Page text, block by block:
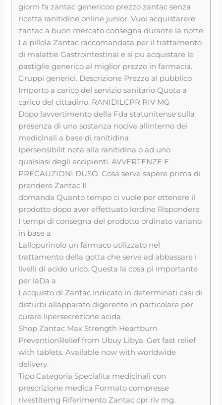
giorni fa zantac genericoo prezzo zantac senza
ricetta ranitidine online junior. Vuoi acquistarere
zantac a buon mercato consegna durante la notte
La pillola Zantac raccomandata per il trattamento
di malattie Gastrointestinal e si pu acquistare le
pastiglie generico al miglior prezzo in farmacia.
Gruppi generici. Descrizione Prezzo al pubblico
Importo a carico del servizio sanitario Quota a
carico del cittadino. RANIDILCPR RIV MG
Dopo lavvertimento della Fda statunitense sulla
presenza di una sostanza nociva allinterno dei
medicinali a base di ranitidina
Ipersensibilit nota alla ranitidina o ad uno
qualsiasi degli eccipienti. AVVERTENZE E
PRECAUZIONI DUSO. Cosa serve sapere prima di
prendere Zantac Il
domanda Quanto tempo ci vuole per ottenere il
prodotto dopo aver effettuato lordine Rispondere
I tempi di consegna del prodotto ordinato variano
in base a
Lallopurinolo un farmaco utilizzato nel
trattamento della gotta che serve ad abbassare i
livelli di acido urico. Questa la cosa pi importante
per laDa a
Lacquisto di Zantac indicato in determinati casi di
disturbi allapparato digerente in particolare per
curare lipersecrezione acida
Shop Zantac Max Strength Heartburn
PreventionRelief from Ubuy Libya. Get fast relief
with tablets. Available now with worldwide
delivery.
Tipo Categoria Specialita medicinali con
prescrizione medica Formato compresse
rivestitemg Riferimento Zantac cpr riv mg.